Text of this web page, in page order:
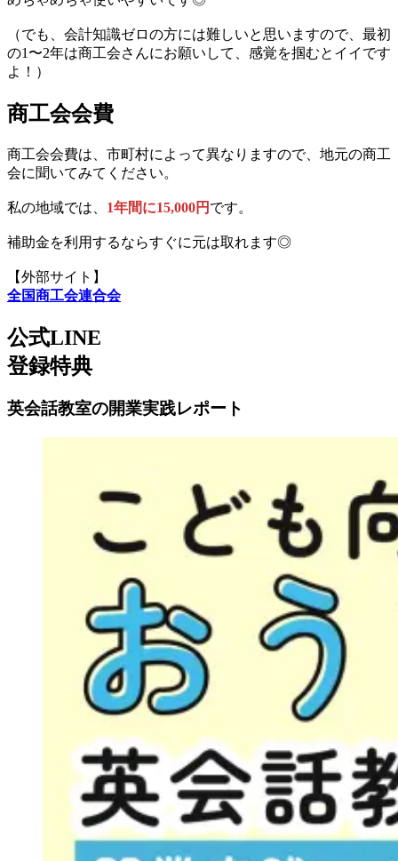
（でも、会計知識ゼロの方には難しいと思いますので、最初
の1〜2年は商工会さんにお願いして、感覚を掴むとイイです
よ！）
商工会会費
商工会会費は、市町村によって異なりますので、地元の商工
会に聞いてみてください。
私の地域では、 1年間に15,000円 です。
補助金を利用するならすぐに元は取れます◎
【外部サイト】
全国商工会連合会
公式LINE
登録特典
英会話教室の開業実践レポート